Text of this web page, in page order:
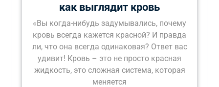
как выглядит кровь
«Вы когда-нибудь задумывались, почему
кровь всегда кажется красной? И правда
ли, что она всегда одинаковая? Ответ вас
удивит! Кровь – это не просто красная
жидкость, это сложная система, которая
меняется